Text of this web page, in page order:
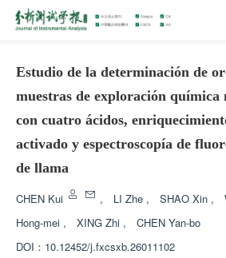
Estudio de la determinación de
muestras de exploración química
con cuatro ácidos,
activado y espectroscopía de
de llama
CHEN Kui , LI Zhe , SHAO Xin ,
Hong-mei , XING Zhi ,
CHEN Yan-bo
DOI： 10.12452/j.fxcsxb.26011102